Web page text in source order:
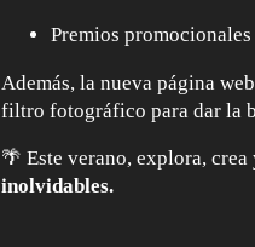
Premios
Además, la nueva página
filtro fotográfico para dar la
🌴 Este verano, explora,
inolvidables.